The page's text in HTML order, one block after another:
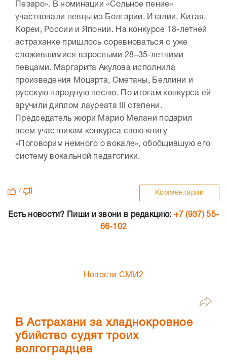
Пезаро». В номинации «Сольное пение»
участвовали певцы из Болгарии, Италии, Китая,
Кореи, России и Японии. На конкурсе 18-летней
астраханке пришлось соревноваться с уже
сложившимися взрослыми 28–35-летними
певцами. Маргарита Акулова исполнила
произведения Моцарта, Сметаны, Беллини и
русскую народную песню. По итогам конкурса ей
вручили диплом лауреата III степени.
Председатель жюри Марио Мелани подарил
всем участникам конкурса свою книгу
«Поговорим немного о вокале», обобщившую его
систему вокальной педагогики.
/ Комментарии
Есть новости? Пиши и звони в редакцию: +7 (937) 55-
66-102
Новости СМИ2
В Астрахани за хладнокровное
убийство судят троих
волгоградцев